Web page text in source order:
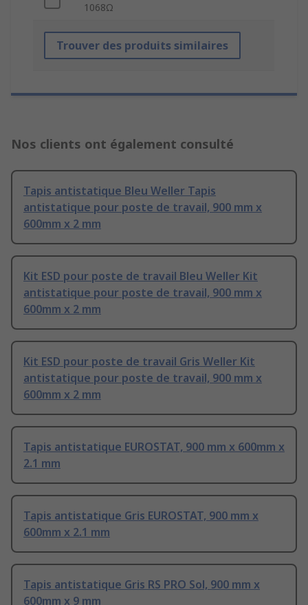
1068Ω
Trouver des produits similaires
Nos clients ont également consulté
Tapis antistatique Bleu Weller Tapis
antistatique pour poste de travail, 900 mm x
600mm x 2 mm
Kit ESD pour poste de travail Bleu Weller Kit
antistatique pour poste de travail, 900 mm x
600mm x 2 mm
Kit ESD pour poste de travail Gris Weller Kit
antistatique pour poste de travail, 900 mm x
600mm x 2 mm
Tapis antistatique EUROSTAT, 900 mm x 600mm x
2.1 mm
Tapis antistatique Gris EUROSTAT, 900 mm x
600mm x 2.1 mm
Tapis antistatique Gris RS PRO Sol, 900 mm x
600mm x 9 mm